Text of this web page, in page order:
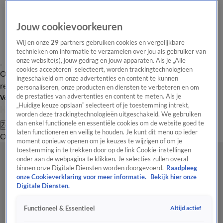
Overzicht Laatste nieuws Regionieuws Het beste van Hart
Tip de
redactie
Volg Hart van Nederland
Zoeken
OverzichtRegioUitzendingenWeerTip de redactiePanelVideo's
Jouw cookievoorkeuren
Wij en onze29 partners gebruiken cookies en vergelijkbare
technieken om informatie te verzamelen over jou als gebruiker van
onze website(s), jouw gedrag en jouw apparaten. Als je „Alle
cookies accepteren” selecteert, worden trackingtechnologieën
ingeschakeld om onze advertenties en content te kunnen
personaliseren, onze producten en diensten te verbeteren en om
de prestaties van advertenties en content te meten. Als je
„Huidige keuze opslaan” selecteert of je toestemming intrekt,
worden deze trackingtechnologieën uitgeschakeld. We gebruiken
dan enkel functionele en essentiële cookies om de website goed te
laten functioneren en veilig te houden. Je kunt dit menu op ieder
moment opnieuw openen om je keuzes te wijzigen of om je
toestemming in te trekken door op de link Cookie-instellingen
onder aan de webpagina te klikken. Je selecties zullen overal
binnen onze Digitale Diensten worden doorgevoerd. Raadpleeg
onze Cookieverklaring voor meer informatie.
Bekijk hier onze
Digitale Diensten.
Functioneel & Essentieel Altijd actief